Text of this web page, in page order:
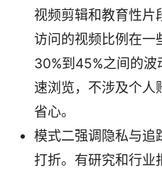
视频剪辑和教育性片
访问的视频比例在一
30%到45%之间的
速浏览，不涉及个人
省心。
模式二强调隐私与追
打折。有研究和行业